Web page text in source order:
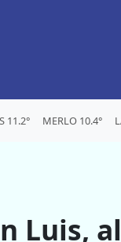
11.2° MERLO 10.4°
Luis,